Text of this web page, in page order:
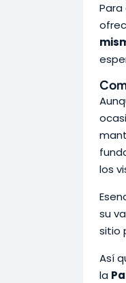
los
su
sitio
Así
la